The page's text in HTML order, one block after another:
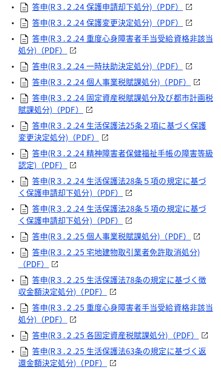
答申(R３.２.24 保護申請却下処分)（PDF）
答申(R３.２.24 保護変更決定処分)（PDF）
答申(R３.２.24 重度心身障害者手当受給資格非該当
処分)（PDF）
答申(R３.２.24 一時扶助決定処分)（PDF）
答申(R３.２.24 個人事業税賦課処分)（PDF）
答申(R３.２.24 固定資産税賦課処分及び都市計画税
賦課処分)（PDF）
答申(R３.２.24 生活保護法25条２項に基づく保護
変更決定処分)（PDF）
答申(R３.２.24 精神障害者保健福祉手帳の障害等級
認定)（PDF）
答申(R３.２.24 生活保護法28条５項の規定に基づ
く保護申請却下処分)（PDF）
答申(R３.２.24 生活保護法28条５項の規定に基づ
く保護申請却下処分)（PDF）
答申(R３.２.25 個人事業税賦課処分)（PDF）
答申(R３.２.25 宅地建物取引業者免許取消処分)
（PDF）
答申(R３.２.25 生活保護法78条の規定に基づく徴
収金額決定処分)（PDF）
答申(R３.２.25 重度心身障害者手当受給資格非該当
処分)（PDF）
答申(R３.２.25 各固定資産税賦課処分)（PDF）
答申(R３.２.25 生活保護法63条の規定に基づく返
還金額決定処分)（PDF）